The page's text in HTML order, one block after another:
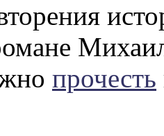
прочесть